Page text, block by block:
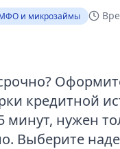
и микрозаймы
кредитной
минут, нужен
Выберите